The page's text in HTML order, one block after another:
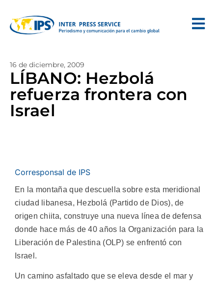
16 de diciembre, 2009
LÍBANO: Hezbolá
refuerza frontera con
Israel
Corresponsal de IPS
En la montaña que descuella sobre esta meridional
ciudad libanesa, Hezbolá (Partido de Dios), de
origen chiita, construye una nueva línea de defensa
donde hace más de 40 años la Organización para la
Liberación de Palestina (OLP) se enfrentó con
Israel.
Un camino asfaltado que se eleva desde el mar y